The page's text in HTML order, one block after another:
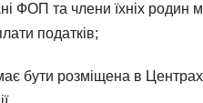
ФОП та члени їхніх
податків;
бути розміщена в